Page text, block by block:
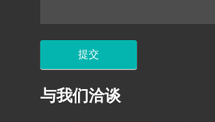
与我们洽谈